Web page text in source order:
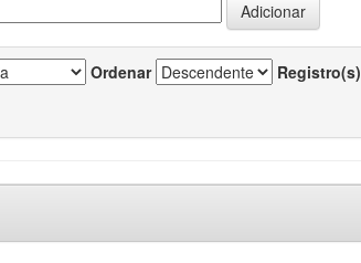
Ordenar Registro(s)